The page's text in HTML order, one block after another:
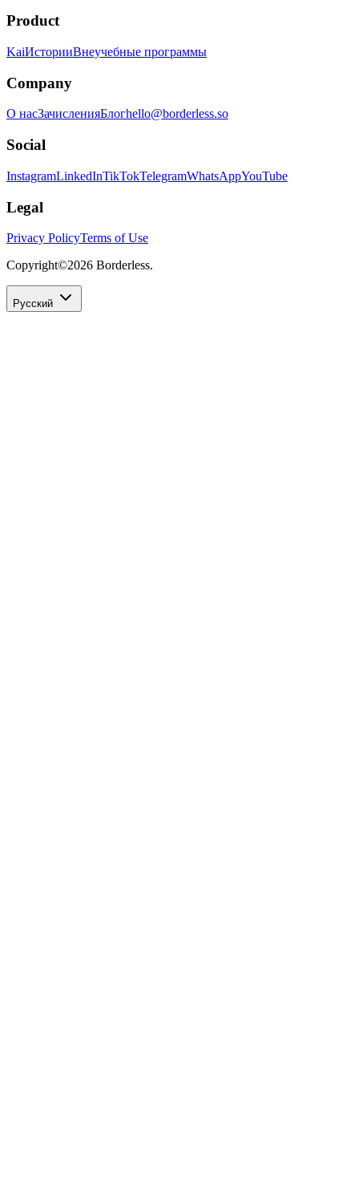
Product
KaiИсторииВнеучебные программы
Company
О насЗачисленияБлогhello@borderless.so
Social
InstagramLinkedInTikTokTelegramWhatsAppYouTube
Legal
Privacy PolicyTerms of Use
Copyright©2026 Borderless.
Русский